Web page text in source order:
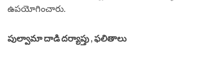
ఉపయోగించారు.
పుల్వామా దాడి దర్యాప్తు , ఫలితాలు